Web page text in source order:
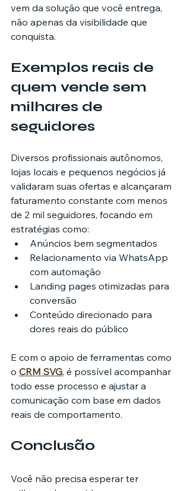
vem da solução que você entrega,
não apenas da visibilidade que
conquista.
Exemplos reais de
quem vende sem
milhares de
seguidores
Diversos profissionais autônomos,
lojas locais e pequenos negócios já
validaram suas ofertas e alcançaram
faturamento constante com menos
de 2 mil seguidores, focando em
estratégias como:
Anúncios bem segmentados
Relacionamento via WhatsApp
com automação
Landing pages otimizadas para
conversão
Conteúdo direcionado para
dores reais do público
E com o apoio de ferramentas como
o CRM SVG, é possível acompanhar
todo esse processo e ajustar a
comunicação com base em dados
reais de comportamento.
Conclusão
Você não precisa esperar ter